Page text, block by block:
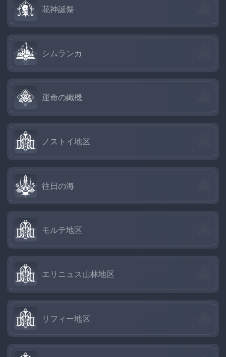
花神誕祭
シムランカ
運命の織機
ノストイ地区
往日の海
モルテ地区
エリニュス山林地区
リフィー地区